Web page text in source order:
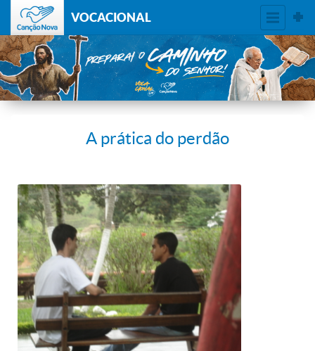
VOCACIONAL
A prática do perdão